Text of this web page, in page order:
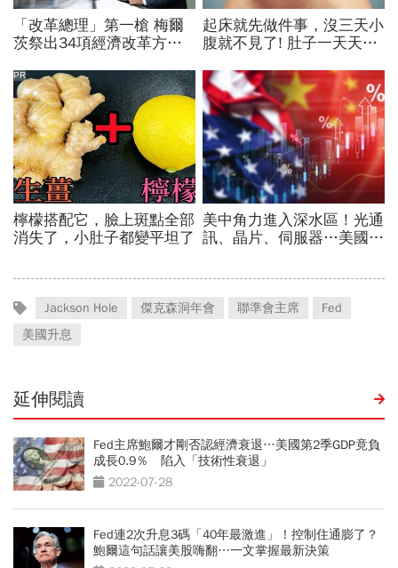
Jackson Hole 傑克森洞年會 聯準會主席
Fed
美國升息
延伸閱讀
Fed主席鮑爾才剛否認經濟衰退…美國第2季GDP竟負
成長0.9％ 陷入「技術性衰退」
2022-07-28
Fed連2次升息3碼「40年最激進」！控制住通膨了？
鮑爾這句話讓美股嗨翻…一文掌握最新決策